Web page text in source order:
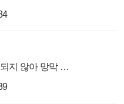
백내장 수술 시 인공수정체 고정되지 않아 망막 손상, 실명된 사례